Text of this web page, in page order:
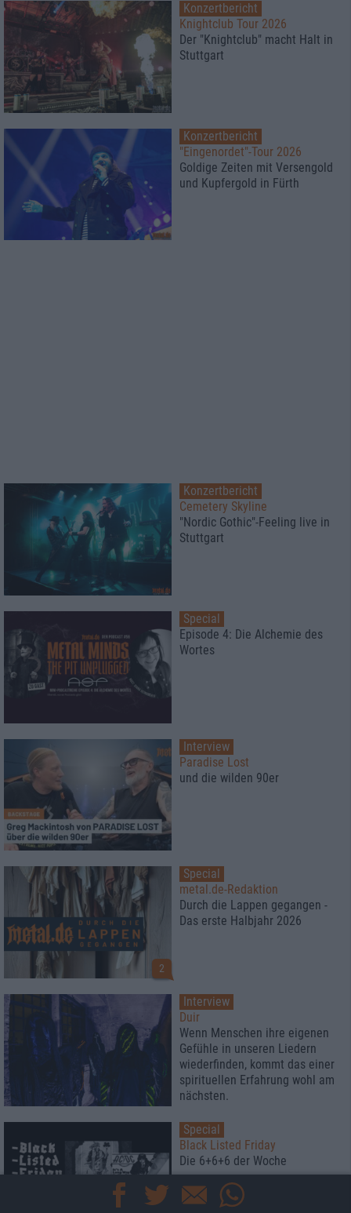
Konzertbericht
Knightclub Tour 2026
Der "Knightclub" macht Halt in
Stuttgart
Konzertbericht
"Eingenordet"-Tour 2026
Goldige Zeiten mit Versengold
und Kupfergold in Fürth
Konzertbericht
Cemetery Skyline
"Nordic Gothic"-Feeling live in
Stuttgart
Special
Episode 4: Die Alchemie des
Wortes
Interview
Paradise Lost
und die wilden 90er
2
Special
metal.de-Redaktion
Durch die Lappen gegangen -
Das erste Halbjahr 2026
Interview
Duir
Wenn Menschen ihre eigenen
Gefühle in unseren Liedern
wiederfinden, kommt das einer
spirituellen Erfahrung wohl am
nächsten.
Special
Black Listed Friday
Die 6+6+6 der Woche